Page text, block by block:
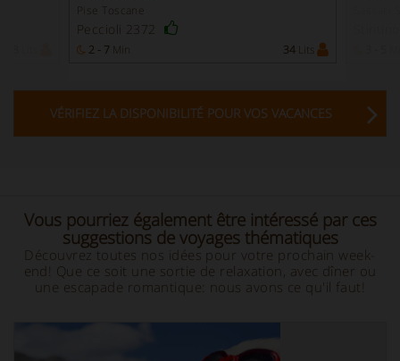
Pise Toscane
Peccioli 2372
2 - 7 Min 34 Lits
VÉRIFIEZ LA DISPONIBILITÉ POUR VOS VACANCES
Vous pourriez également être intéressé par ces
suggestions de voyages thématiques
Découvrez toutes nos idées pour votre prochain week-
end! Que ce soit une sortie de relaxation, avec dîner ou
une escapade romantique: nous avons ce qu'il faut!